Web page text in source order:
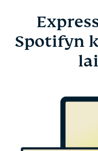
Spotifyn